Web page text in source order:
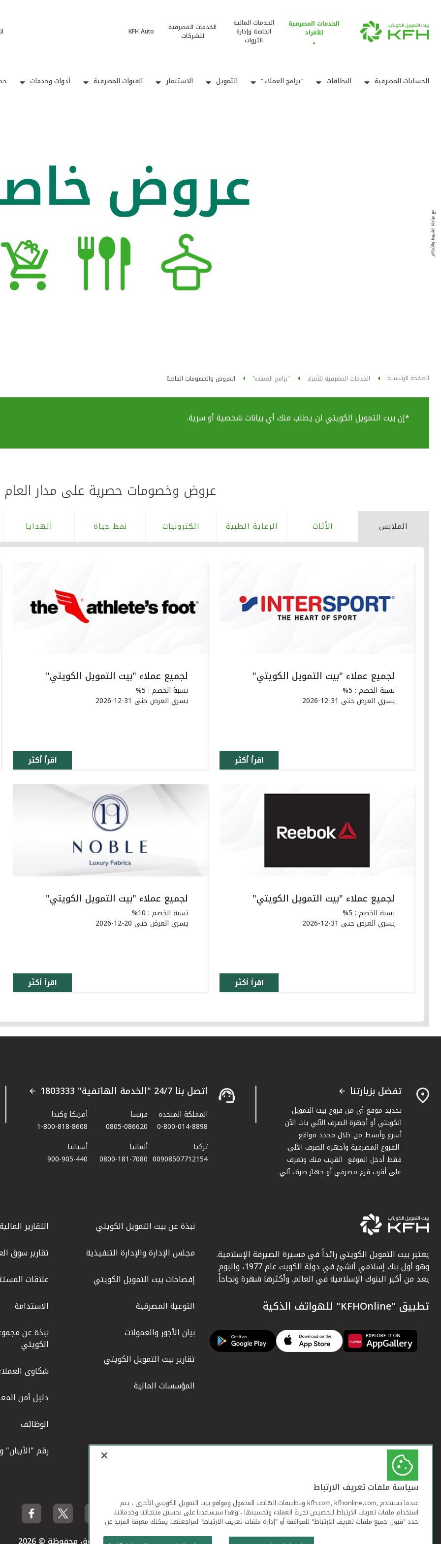
الخدمات المصرفية
للأفراد
الخدمات المالية
الخاصة وإدارة
الثروات
الخدمات المصرفية
للشركات
KFH Auto
الحسابات المصرفية البطاقات "برامج العملاء" التمويل الاستثمار القنوات المصرفية أدوات وخدمات
الصفحة الرئيسية الخدمات المصرفية للأفراد "برامج العملاء" العروض والخصومات الخاصة
*إن بيت التمويل الكويتي لن يطلب منك أي بيانات شخصية أو سرية.
عروض وخصومات حصرية على مدار العام
الملابس الأثاث الرعاية الطبية الكترونيات نمط حياة الهدايا
لجميع عملاء "بيت التمويل الكويتي"
نسبة الخصم : 5%
يسري العرض حتى 31-12-2026
اقرأ أكثر
لجميع عملاء "بيت التمويل الكويتي"
نسبة الخصم : 5%
يسري العرض حتى 31-12-2026
اقرأ أكثر
لجميع عملاء "بيت التمويل الكويتي"
نسبة الخصم : 5%
يسري العرض حتى 31-12-2026
اقرأ أكثر
لجميع عملاء "بيت التمويل الكويتي"
نسبة الخصم : 10%
يسري العرض حتى 20-12-2026
اقرأ أكثر
تفضل بزيارتنا
تحديد موقع أي من فروع بيت التمويل
الكويتي أو أجهزة الصرف الآلي بات الآن
أسرع وأبسط من خلال محدد مواقع
الفروع المصرفية وأجهزة الصرف الآلي.
فقط أدخل الموقع القريب منك وتعرف
على أقرب فرع مصرفي أو جهاز صرف آلي.
اتصل بنا 24/7 "الخدمة الهاتفية" 1803333
المملكة المتحدة
0-800-014-8898
فرنسا
0805-086620
أمريكا وكندا
1-800-818-8608
تركيا
00908507712154​
ألمانيا
0800-181-7080
أسبانيا
900-905-440
يعتبر بيت التمويل الكويتي رائداً في مسيرة الصيرفة الإسلامية.
وهو أول بنك إسلامي أنشئ في دولة الكويت عام 1977، واليوم
يعد من أكبر البنوك الإسلامية في العالم. وأكثرها شهرة ونجاحاً.
تطبيق "KFHOnline" للهواتف الذكية
نبذة عن بيت التمويل الكويتي
مجلس الإدارة والإدارة التنفيذية
إفصاحات بيت التمويل الكويتي
التوعية المصرفية
بيان الأجور والعمولات
تقارير بيت التمويل الكويتي
المؤسسات المالية
التقارير المالية
تقارير سوق
علاقات
الاستدامة
نبذة عن
الكويتي
شكاوى
دليل أمن
الوظائف
رقم
سياسة ملفات تعريف الارتباط
عندما تستخدم ,kfh.com, kfhonline.com وتطبيقات الهاتف المحمول ومواقع بيت التمويل الكويتي الأخرى ، يتم
استخدام ملفات تعريف الارتباط لتخصيص تجربة العملاء وتحسينها ، وهذا سيساعدنا على تحسين منتجاتنا وخدماتنا.
حدد "قبول جميع ملفات تعريف الارتباط" للموافقة أو "إدارة ملفات تعريف الارتباط" لمراجعتها. يمكنك معرفة المزيد عن